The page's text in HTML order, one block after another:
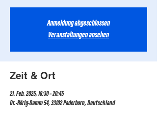
Anmeldung abgeschlossen
Veranstaltungen ansehen
Zeit & Ort
21. Feb. 2025, 18:30 – 20:45
Dr.-Rörig-Damm 54, 33102 Paderborn, Deutschland